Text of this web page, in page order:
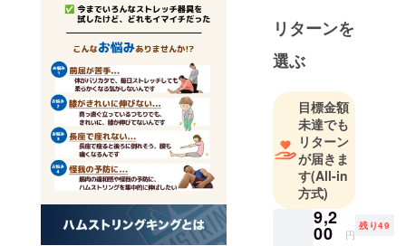
リターンを
選ぶ
目標金額
未達でも
リターン
が届きま
す(All-in
方式)
9,2
00 円
残り49